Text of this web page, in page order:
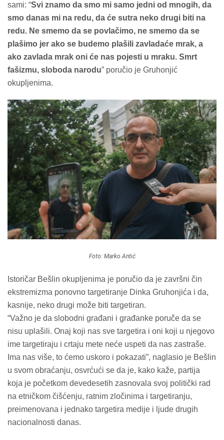
sami: “Svi znamo da smo mi samo jedni od mnogih, da
smo danas mi na redu, da će sutra neko drugi biti na
redu. Ne smemo da se povlačimo, ne smemo da se
plašimo jer ako se budemo plašili zavladaće mrak, a
ako zavlada mrak oni će nas pojesti u mraku. Smrt
fašizmu, sloboda narodu” poručio je Gruhonjić
okupljenima.
Foto: Marko Antić
Istoričar Bešlin okupljenima je poručio da je završni čin
ekstremizma ponovno targetiranje Dinka Gruhonjića i da,
kasnije, neko drugi može biti targetiran.
“Važno je da slobodni građani i građanke poruče da se
nisu uplašili. Onaj koji nas sve targetira i oni koji u njegovo
ime targetiraju i crtaju mete neće uspeti da nas zastraše.
Ima nas više, to ćemo uskoro i pokazati”, naglasio je Bešlin
u svom obraćanju, osvrćući se da je, kako kaže, partija
koja je početkom devedesetih zasnovala svoj politički rad
na etničkom čišćenju, ratnim zločinima i targetiranju,
preimenovana i jednako targetira medije i ljude drugih
nacionalnosti danas.